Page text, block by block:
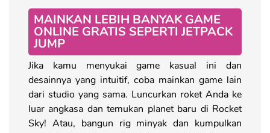
MAINKAN LEBIH BANYAK GAME
ONLINE GRATIS SEPERTI JETPACK
JUMP
Jika kamu menyukai game kasual ini dan
desainnya yang intuitif, coba mainkan game lain
dari studio yang sama. Luncurkan roket Anda ke
luar angkasa dan temukan planet baru di Rocket
Sky! Atau, bangun rig minyak dan kumpulkan